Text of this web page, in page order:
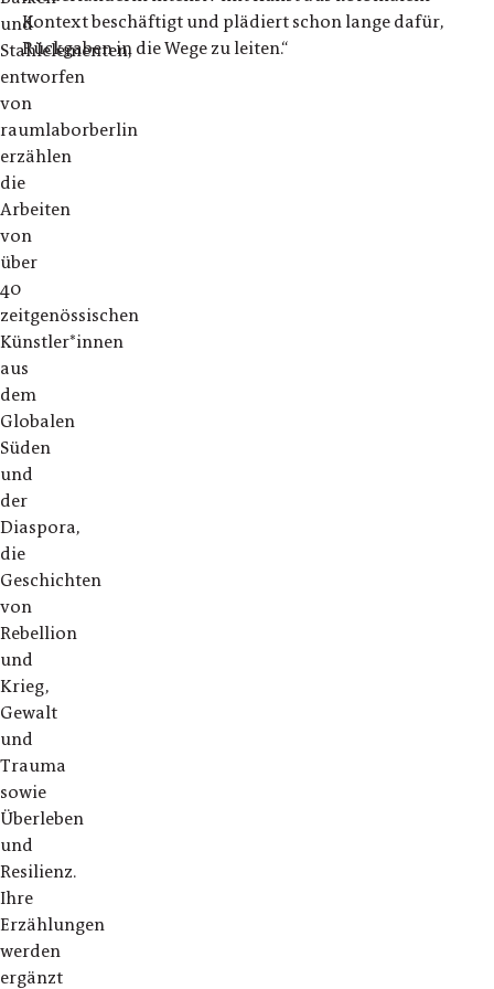
und
Stahlelementen,
entworfen
von
raumlaborberlin
erzählen
die
Arbeiten
von
über
40
zeitgenössischen
Künstler*innen
aus
dem
Globalen
Süden
und
der
Diaspora,
die
Geschichten
von
Rebellion
und
Krieg,
Gewalt
und
Trauma
sowie
Überleben
und
Resilienz.
Ihre
Erzählungen
werden
ergänzt
Kontext beschäftigt und plädiert schon lange dafür,
Rückgaben in die Wege zu leiten.“